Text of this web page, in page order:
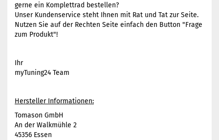
gerne ein Komplettrad bestellen?
Unser Kundenservice steht Ihnen mit Rat und Tat zur Seite.
Nutzen Sie auf der Rechten Seite einfach den Button "Frage
zum Produkt"!
Ihr
myTuning24 Team
Hersteller Informationen:
Tomason GmbH
An der Walkmühle 2
45356 Essen